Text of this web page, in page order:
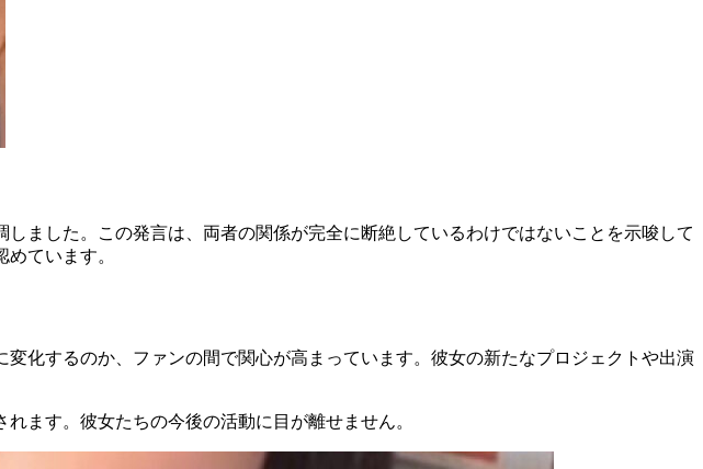
ました。この発言は、両者の関係が完全に断絶しているわけではないことを示唆して
ています。
化するのか、ファンの間で関心が高まっています。彼女の新たなプロジェクトや出演
ます。彼女たちの今後の活動に目が離せません。